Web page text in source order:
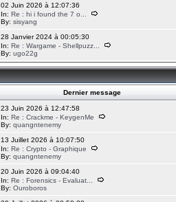
02 Juin 2026 à 12:07:36
In: Re : hi i found the 7 o...
By: sisyang
28 Janvier 2024 à 00:05:30
In: Re : Wargame - Shellpuzz...
By: ugo22g
Dernier message
23 Juin 2026 à 12:47:58
In: Re : Crackme - KeygenMe
By: quangntenemy
13 Juillet 2026 à 10:07:50
In: Re : Crypto - Graphique
By: quangntenemy
20 Juin 2026 à 09:04:40
In: Re : Forensics - Evaluat...
By: Ouroboros